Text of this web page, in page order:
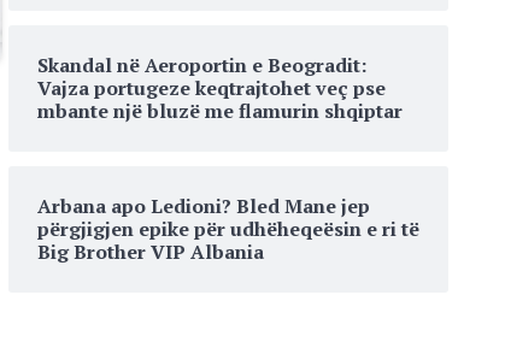
Skandal në Aeroportin e Beogradit:
Vajza portugeze keqtrajtohet veç pse
mbante një bluzë me flamurin shqiptar
Arbana apo Ledioni? Bled Mane jep
përgjigjen epike për udhëheqeësin e ri të
Big Brother VIP Albania